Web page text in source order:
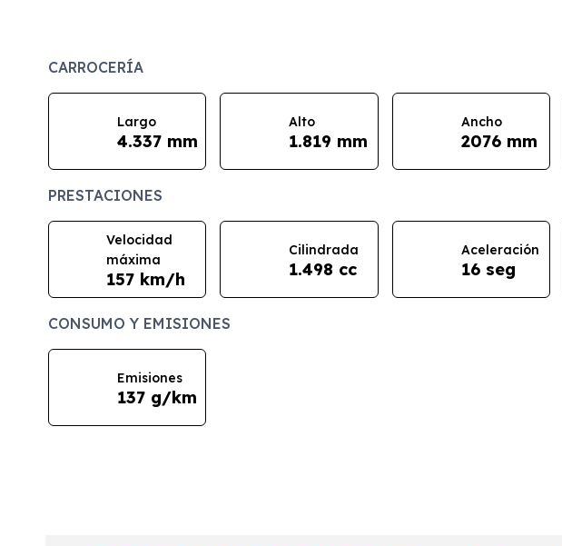
CARROCERÍA
Largo
4.337 mm
Alto
1.819 mm
Ancho
2076 mm
PRESTACIONES
Velocidad
máxima
157 km/h
Cilindrada
1.498 cc
Aceleración
16 seg
CONSUMO Y EMISIONES
Emisiones
137 g/km